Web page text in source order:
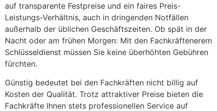
auf transparente Festpreise und ein faires Preis-
Leistungs-Verhältnis, auch in dringenden Notfällen
außerhalb der üblichen Geschäftszeiten. Ob spät in der
Nacht oder am frühen Morgen: Mit den Fachkräftenerem
Schlüsseldienst müssen Sie keine überhöhten Gebühren
fürchten.
Günstig bedeutet bei den Fachkräften nicht billig auf
Kosten der Qualität. Trotz attraktiver Preise bieten die
Fachkräfte Ihnen stets professionellen Service auf